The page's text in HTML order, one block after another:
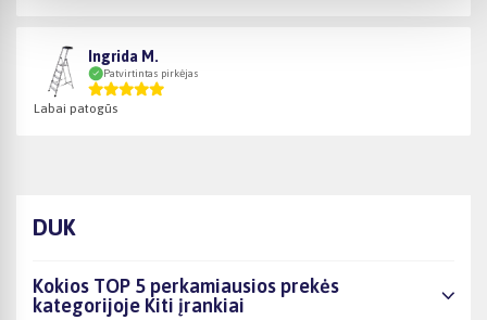
Ingrida M.
Patvirtintas pirkėjas
Labai patogūs
DUK
Kokios TOP 5 perkamiausios prekės
kategorijoje Kiti įrankiai